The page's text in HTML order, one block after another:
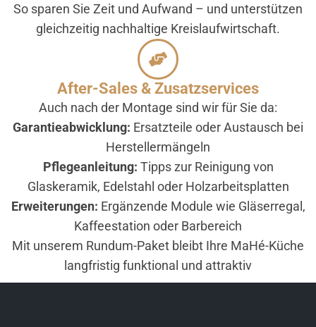
So sparen Sie Zeit und Aufwand – und unterstützen
gleichzeitig nachhaltige Kreislaufwirtschaft.
After-Sales & Zusatzservices
Auch nach der Montage sind wir für Sie da:
Garantieabwicklung: Ersatzteile oder Austausch bei
Herstellermängeln
Pflegeanleitung: Tipps zur Reinigung von
Glaskeramik, Edelstahl oder Holz­arbeitsplatten
Erweiterungen: Ergänzende Module wie Gläserregal,
Kaffee­station oder Barbereich
Mit unserem Rundum-Paket bleibt Ihre MaHé-Küche
langfristig funktional und attraktiv